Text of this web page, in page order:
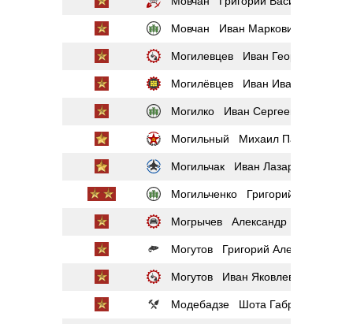
Мовчан Иван Маркович
Могилевцев Иван Георгиевич
Могилёвцев Иван Иванович
Могилко Иван Сергеевич
Могильный Михаил Павлович
Могильчак Иван Лазаревич
Могильченко Григорий Сергеевич
Могрычев Александр Иванович
Могутов Григорий Александрович
Могутов Иван Яковлевич
Модебадзе Шота Габриелович